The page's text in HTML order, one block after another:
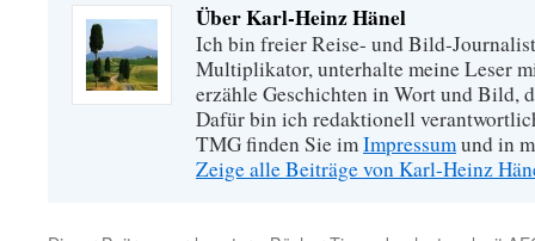
Über Karl-Heinz Hänel
Ich bin freier Reise- und Bild-
Multiplikator, unterhalte meine Leser
erzähle Geschichten in Wort und Bild,
Dafür bin ich redaktionell
TMG finden Sie imImpressumund in
Zeige alle Beiträge von Karl-Heinz